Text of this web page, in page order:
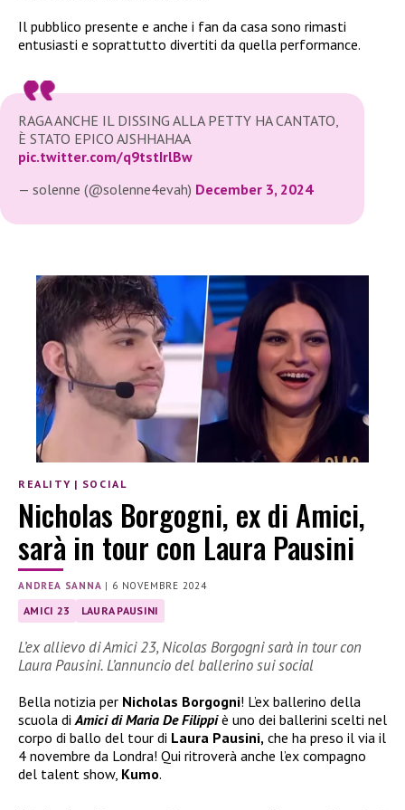
Il pubblico presente e anche i fan da casa sono rimasti
entusiasti e soprattutto divertiti da quella performance.
RAGA ANCHE IL DISSING ALLA PETTY HA CANTATO,
È STATO EPICO AJSHHAHAA
pic.twitter.com/q9tstIrlBw
— solenne (@solenne4evah) December 3, 2024
REALITY | SOCIAL
Nicholas Borgogni, ex di Amici,
sarà in tour con Laura Pausini
ANDREA SANNA | 6 NOVEMBRE 2024
AMICI 23 LAURA PAUSINI
L’ex allievo di Amici 23, Nicolas Borgogni sarà in tour con
Laura Pausini. L’annuncio del ballerino sui social
Bella notizia per Nicholas Borgogni! L’ex ballerino della
scuola di Amici di Maria De Filippiè uno dei ballerini scelti nel
corpo di ballo del tour di Laura Pausini, che ha preso il via il
4 novembre da Londra! Qui ritroverà anche l’ex compagno
del talent show, Kumo.